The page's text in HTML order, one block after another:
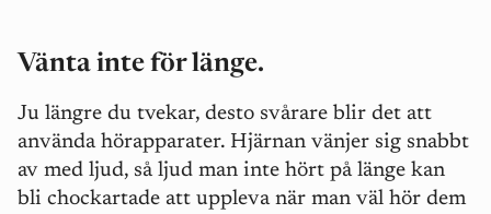
Vänta inte för länge.
Ju längre du tvekar, desto svårare blir det att
använda hörapparater. Hjärnan vänjer sig snabbt
av med ljud, så ljud man inte hört på länge kan
bli chockartade att uppleva när man väl hör dem